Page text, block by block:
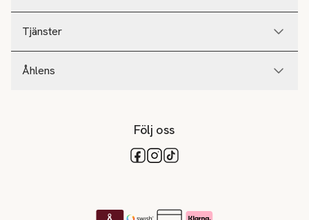
Tjänster
Åhlens
Följ oss